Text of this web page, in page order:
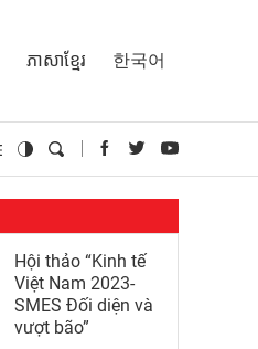
ភាសាខ្មែរ 한국어
Hội thảo “Kinh tế
Việt Nam 2023-
SMES Đối diện và
vượt bão”